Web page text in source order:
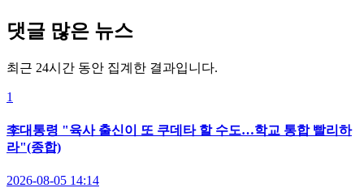
댓글 많은 뉴스
최근 24시간 동안 집계한 결과입니다.
1
李대통령 "육사 출신이 또 쿠데타 할 수도…학교 통합 빨리하
라"(종합)
2026-08-05 14:14